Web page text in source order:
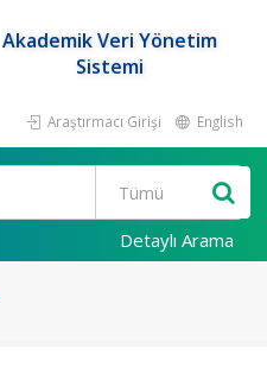
Akademik Veri Yönetim
Sistemi
Araştırmacı Girişi English
Detaylı Arama